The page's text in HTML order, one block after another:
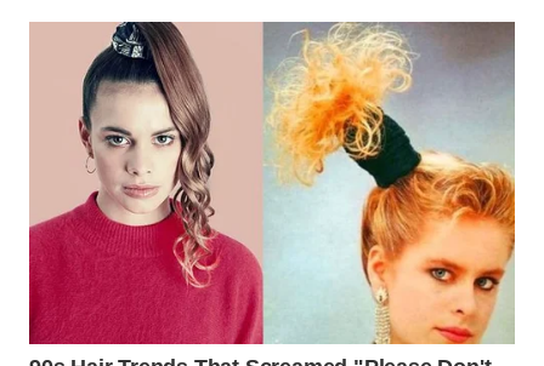
WN
KALBAR
WN
KALTENG
WN
KALTARA